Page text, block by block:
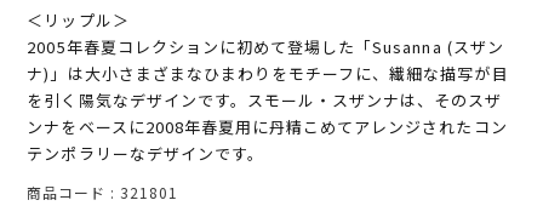
＜リップル＞
2005年春夏コレクションに初めて登場した「Susanna (スザン
ナ)」は大小さまざまなひまわりをモチーフに、繊細な描写が目
を引く陽気なデザインです。スモール・スザンナは、そのスザ
ンナをベースに2008年春夏用に丹精こめてアレンジされたコン
テンポラリーなデザインです。
商品コード 321801